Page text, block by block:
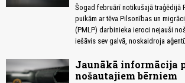
Šogad februārī notikušajā traģēdijā
puikām ar tēva Pilsonības un
(PMLP) darbinieka ieroci nejauši
iešāvis sev galvā, noskaidroja
Jaunākā informācija
nošautajiem bērniem